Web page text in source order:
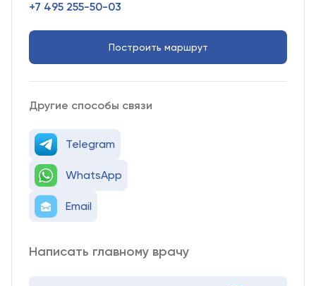
+7 495 255-50-03
Построить маршрут
Другие способы связи
Telegram
WhatsApp
Email
Написать главному врачу